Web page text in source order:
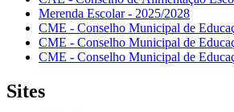
Merenda Escolar - 2025/2028
CME - Conselho Municipal de
CME - Conselho Municipal de
CME - Conselho Municipal de
Sites